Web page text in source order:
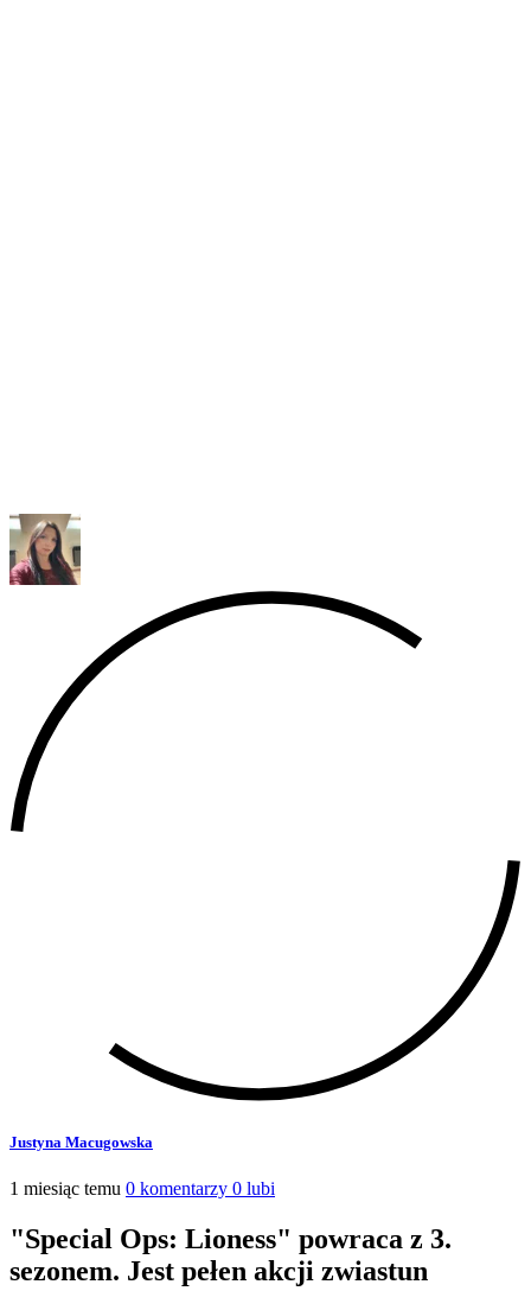
Justyna Macugowska
1 miesiąc temu 0 komentarzy 0 lubi
"Special Ops: Lioness" powraca z 3.
sezonem. Jest pełen akcji zwiastun